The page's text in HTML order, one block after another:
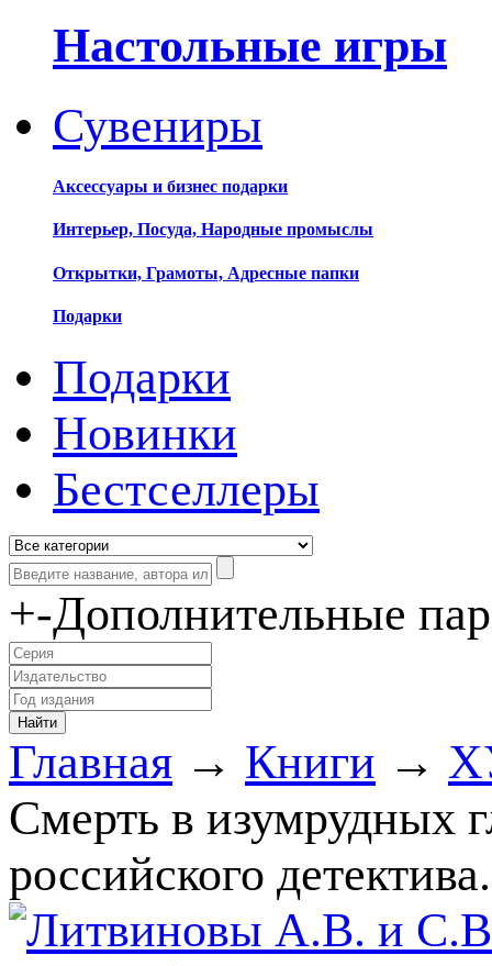
Настольные игры
Сувениры
Аксессуары и бизнес подарки
Интерьер, Посуда, Народные промыслы
Открытки, Грамоты, Адресные папки
Подарки
Подарки
Новинки
Бестселлеры
+-Дополнительные
Главная → Книги →
Смерть в изумрудных
российского